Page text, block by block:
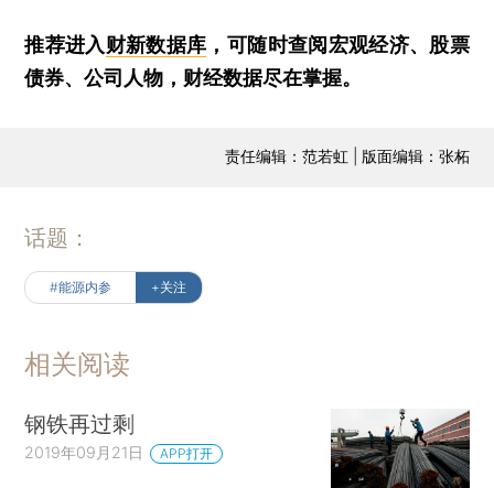
推荐进入财新数据库 ，可随时查阅宏观经济、股票
债券、公司人物，财经数据尽在掌握。
责任编辑：范若虹 | 版面编辑：张柘
话题：
#能源内参 +关注
相关阅读
钢铁再过剩
2019年09月21日 APP打开